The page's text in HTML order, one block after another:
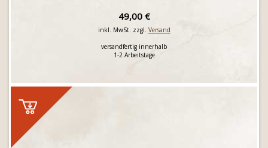
49,00 €
inkl. MwSt. zzgl. Versand
versandfertig innerhalb
1-2 Arbeitstage